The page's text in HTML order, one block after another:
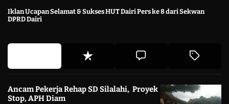
Iklan Ucapan Selamat & Sukses HUT Dairi Pers ke 8 dari Sekwan
DPRD Dairi
Ancam Pekerja Rehap SD Silalahi, Proyek
Stop, APH Diam